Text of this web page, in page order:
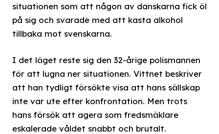
situationen som att någon av danskarna fick öl
på sig och svarade med att kasta alkohol
tillbaka mot svenskarna.
I det läget reste sig den 32-årige polismannen
för att lugna ner situationen. Vittnet beskriver
att han tydligt försökte visa att hans sällskap
inte var ute efter konfrontation. Men trots
hans försök att agera som fredsmäklare
eskalerade våldet snabbt och brutalt.